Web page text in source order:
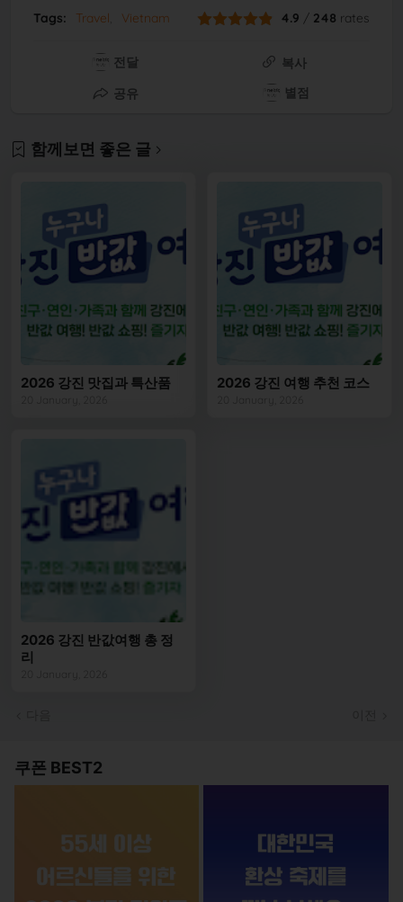
Tags: Travel Vietnam 4.9 / 248 rates
전달
복사
공유
별점
함께보면 좋은 글
2026 강진 맛집과 특산품 2026 강진 여행 추천 코스
2026 강진 반값여행 총 정
리
쿠폰 BEST2